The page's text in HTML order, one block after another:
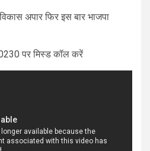
अपार फिर इस बार भाजपा
पर मिस्ड कॉल करें